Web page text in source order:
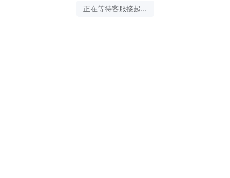
2026-08-07 13:07:02 开始沟通